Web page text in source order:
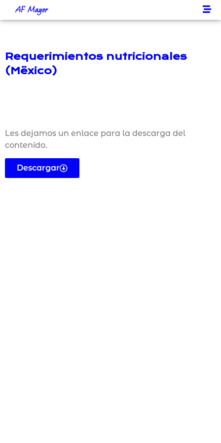
AF Mayer
Requerimientos nutricionales
(Mëxico)
Les dejamos un enlace para la descarga del
contenido.
Descargar